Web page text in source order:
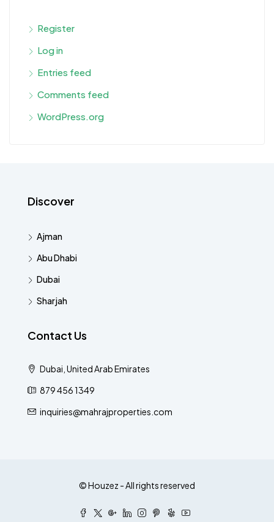
Register
Log in
Entries feed
Comments feed
WordPress.org
Discover
Ajman
Abu Dhabi
Dubai
Sharjah
Contact Us
Dubai, United Arab Emirates
879 456 1349
inquiries@mahrajproperties.com
© Houzez - All rights reserved